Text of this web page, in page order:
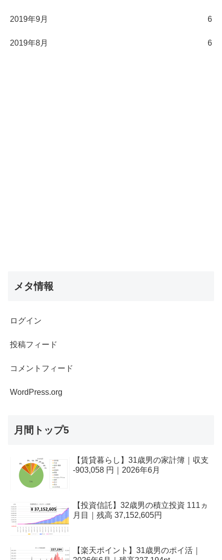
2019年9月 6
2019年8月 6
メタ情報
ログイン
投稿フィード
コメントフィード
WordPress.org
月間トップ5
【賃貸暮らし】31歳男の家計簿｜収支
-903,058 円｜2026年6月
【投資信託】32歳男の積立投資 111ヵ
月目｜残高 37,152,605円
【楽天ポイント】31歳男のポイ活｜